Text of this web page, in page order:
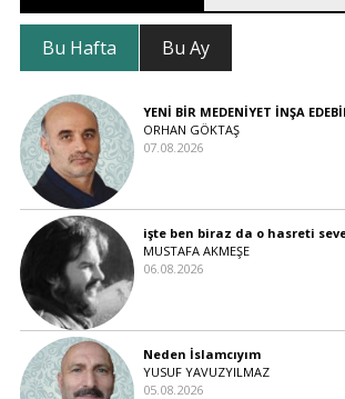
Bu Hafta Bu Ay
YENİ BİR MEDENİYET İNŞA
ORHAN GÖKTAŞ
07.08.2026
işte ben biraz da o hasreti
MUSTAFA AKMEŞE
06.08.2026
Neden İslamcıyım
YUSUF YAVUZYILMAZ
05.08.2026